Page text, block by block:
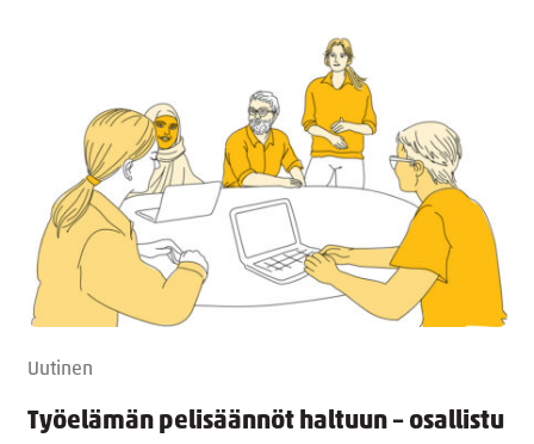
Uutinen
Työelämän pelisäännöt haltuun – osallistu